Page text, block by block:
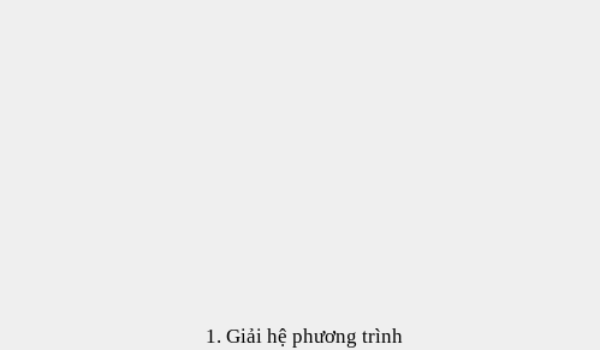
Giải hệ phương trình